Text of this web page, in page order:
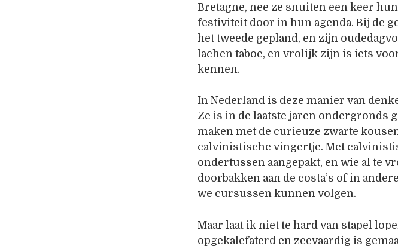
Bretagne, nee ze snuiten een keer
festiviteit door in hun agenda. Bij de
het tweede gepland, en zijn
lachen taboe, en vrolijk zijn is iets
kennen.
In Nederland is deze manier van
Ze is in de laatste jaren ondergronds
maken met de curieuze zwarte
calvinistische vingertje. Met
ondertussen aangepakt, en wie al te
doorbakken aan de costa’s of in
we cursussen kunnen volgen.
Maar laat ik niet te hard van stapel
opgekalefaterd en zeevaardig is